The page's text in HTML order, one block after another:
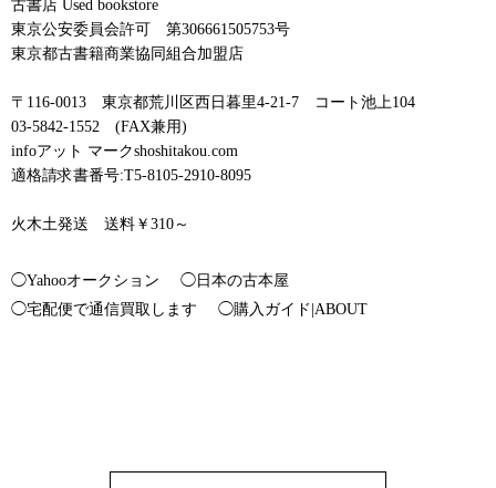
古書店 Used bookstore
東京公安委員会許可 第306661505753号
東京都古書籍商業協同組合加盟店
〒116-0013 東京都荒川区西日暮里4-21-7 コート池上104
03-5842-1552 (FAX兼用)
infoアット マークshoshitakou.com
適格請求書番号:T5-8105-2910-8095
火木土発送 送料￥310～
◯Yahooオークション
◯日本の古本屋
◯宅配便で通信買取します
◯購入ガイド|ABOUT